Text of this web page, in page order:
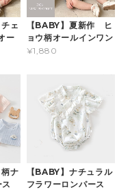
ェ
ー
【BABY】夏新作 ヒ
ョウ柄オールインワン
¥1,880
ナ
【BABY】ナチュラル
フラワーロンパース